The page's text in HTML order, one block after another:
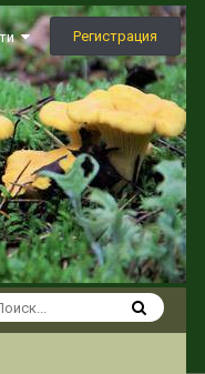
Регистрация